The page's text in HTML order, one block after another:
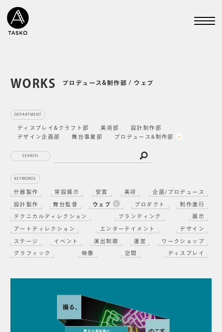
WORKS プロデュース&制作部 / ウェブ
DEPARTMENT
ディスプレイ&クラフト部 美術部
設計制作部
デザイン企画部
舞台事業部 プロデュース&制作部
SEARCH
KEYWORDS
什器製作 常設展示 受賞 美術 企画/プロデュース
設計製作 舞台監督 ウェブ プロダクト 制作進行
テクニカルディレクション ブランディング 展示
アートディレクション エンターテイメント デザイン
ステージ イベント 演出制御 運営 ワークショップ
グラフィック 映像 空間 ディスプレイ